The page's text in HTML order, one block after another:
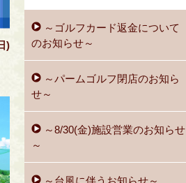
)
～ゴルフカード返金について
のお知らせ～
～パームゴルフ閉店のお知ら
せ～
～8/30(金)施設営業のお知らせ
～
～台風に伴うお知らせ～